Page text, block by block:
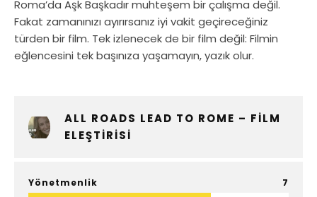
Roma’da Aşk Başkadır muhteşem bir çalışma değil.
Fakat zamanınızı ayırırsanız iyi vakit geçireceğiniz
türden bir film. Tek izlenecek de bir film değil: Filmin
eğlencesini tek başınıza yaşamayın, yazık olur.
ALL ROADS LEAD TO ROME – FILM
ELEŞTIRISI
Yönetmenlik 7